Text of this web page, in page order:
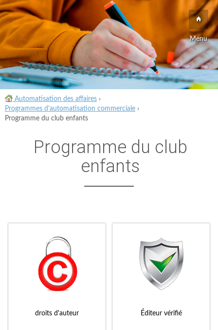
Menu
Automatisation des affaires ›
Programmes d'automatisation commerciale ›
Programme du club enfants
Programme du club
enfants
droits d'auteur Éditeur vérifié